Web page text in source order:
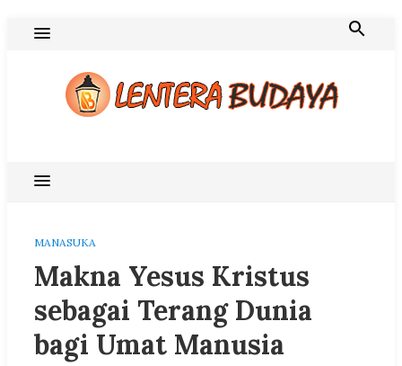
MANASUKA
Makna Yesus Kristus
sebagai Terang Dunia
bagi Umat Manusia